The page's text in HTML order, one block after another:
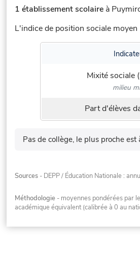
1 établissement scolaire à
L'indice de position sociale moyen
Mixité sociale
milieu
Part d'élèves
Pas de collège, le plus proche est
Sources - DEPP / Éducation Nationale :
Méthodologie - moyennes pondérées par
académique équivalent (calibrée à 0 au